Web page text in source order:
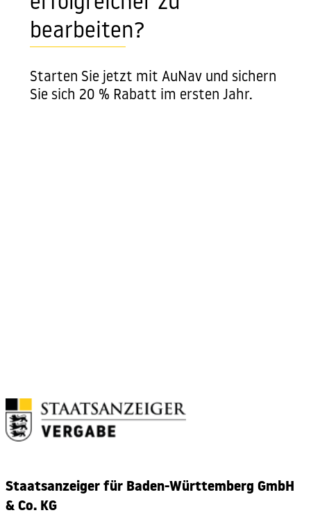
bearbeiten?
Starten Sie jetzt mit AuNav und sichern
Sie sich 20 % Rabatt im ersten Jahr.
Staatsanzeiger für Baden-Württemberg GmbH
& Co. KG